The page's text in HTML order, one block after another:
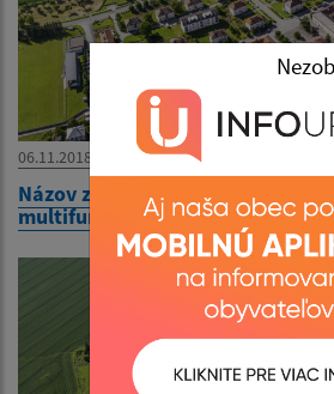
06.11.2018
Názov zákazky: Výmena umelého
multifunkčnom ihrisku Pod